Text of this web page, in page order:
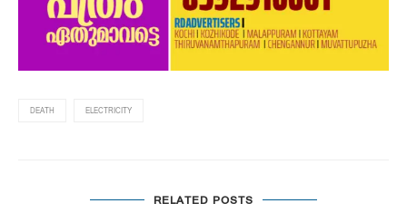
DEATH ELECTRICITY
RELATED POSTS